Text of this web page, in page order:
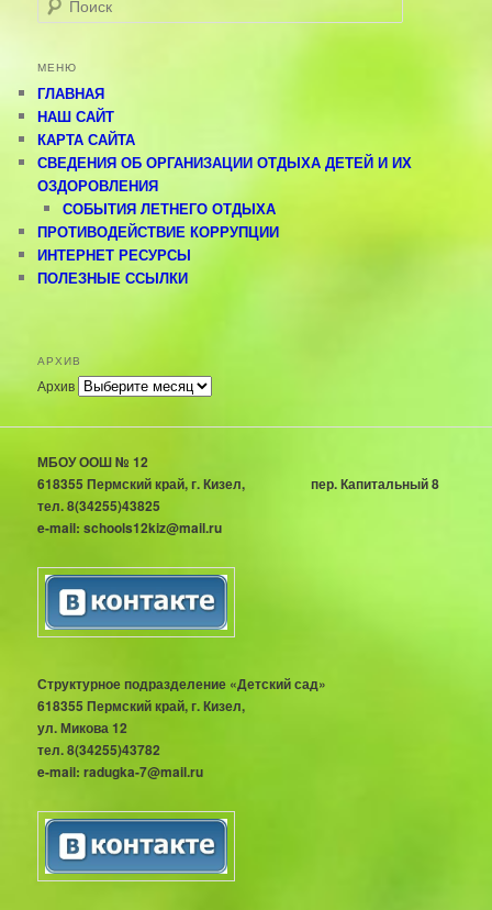
МЕНЮ
ГЛАВНАЯ
НАШ САЙТ
КАРТА САЙТА
СВЕДЕНИЯ ОБ ОРГАНИЗАЦИИ ОТДЫХА ДЕТЕЙ И ИХ
ОЗДОРОВЛЕНИЯ
СОБЫТИЯ ЛЕТНЕГО ОТДЫХА
ПРОТИВОДЕЙСТВИЕ КОРРУПЦИИ
ИНТЕРНЕТ РЕСУРСЫ
ПОЛЕЗНЫЕ ССЫЛКИ
АРХИВ
Архив
МБОУ ООШ № 12
618355 Пермский край, г. Кизел, пер. Капитальный 8
тел. 8(34255)43825
e-mail: schools12kiz@mail.ru
Структурное подразделение «Детский сад»
618355 Пермский край, г. Кизел,
ул. Микова 12
тел. 8(34255)43782
e-mail: radugka-7@mail.ru